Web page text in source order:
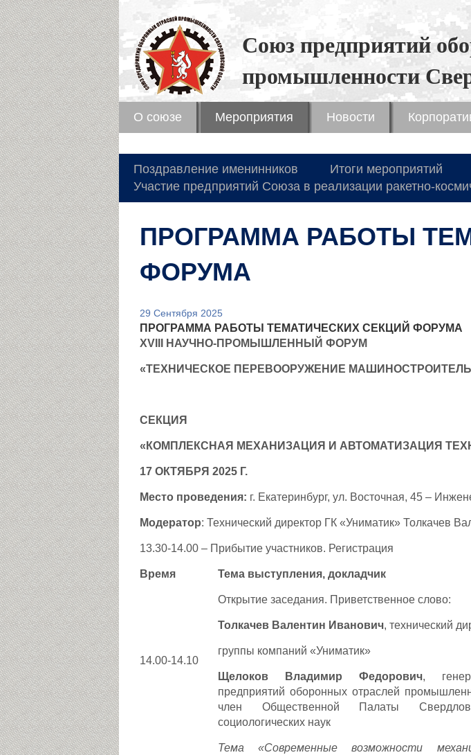
Союз предприятий
промышленности
О союзе Мероприятия Новости
Поздравление именинников
Итоги мероприятий
Участие предприятий Союза в реализации ракетно-
ПРОГРАММА РАБОТЫ
ФОРУМА
29 Сентября 2025
ПРОГРАММА РАБОТЫ ТЕМАТИЧЕСКИХ СЕКЦИЙ ФОРУМА
XV II НАУЧНО-ПРОМЫШЛЕННЫЙ ФОРУМ
«ТЕХНИЧЕСКОЕ ПЕРЕВООРУЖЕНИЕ
СЕКЦИЯ
«КОМПЛЕКСНАЯ МЕХАНИЗАЦИЯ И АВТОМАТИЗАЦИЯ
17 ОКТЯБРЯ 2025 Г.
Место проведения: г. Екатеринбург, ул. Восточная, 45 –
Модератор: Технический директор ГК «Униматик» Толкачев
13.30-14.00 – Прибытие участников. Регистрация
Время Тема выступления, докладчик
14.00-14.10
Открытие заседания. Приветственное слово:
Толкачев Валентин Иванович, технический
группы компаний «Униматик»
Щелоков Владимир Федорович,
предприятий оборонных отраслей
член Общественной Палаты
социологических наук
Тема «Современные возможности